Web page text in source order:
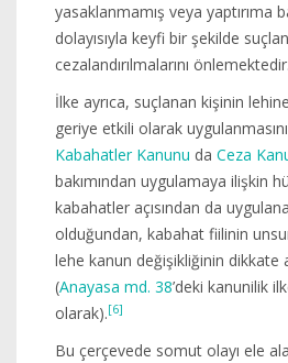
yasaklanmamış veya yaptırıma
dolayısıyla keyfi bir şekilde
cezalandırılmalarını önlemektedir.
İlke ayrıca, suçlanan kişinin
geriye etkili olarak
Kabahatler Kanunu da Ceza
bakımından uygulamaya ilişkin
kabahatler açısından da
olduğundan, kabahat fiilinin
lehe kanun değişikliğinin dikkate
(Anayasa md. 38’deki kanunilik
olarak).[6]
Bu çerçevede somut olayı ele